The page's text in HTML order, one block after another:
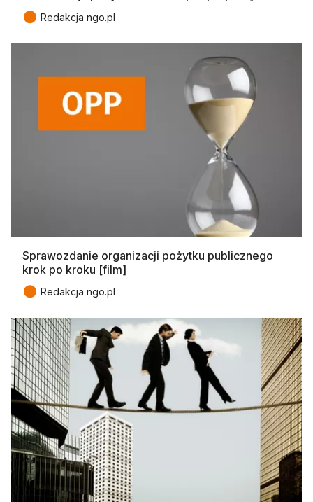
● Redakcja ngo.pl
Sprawozdanie organizacji pożytku publicznego
krok po kroku [film]
● Redakcja ngo.pl